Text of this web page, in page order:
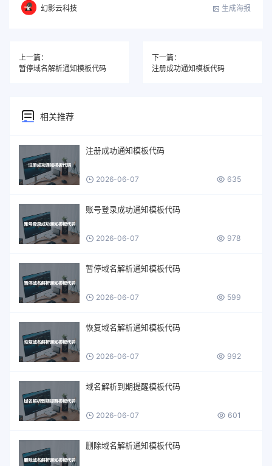
幻影云科技 生成海报
上一篇：
暂停域名解析通知模板代码
下一篇：
注册成功通知模板代码
相关推荐
注册成功通知模板代码
2026-06-07 635
账号登录成功通知模板代码
2026-06-07 978
暂停域名解析通知模板代码
2026-06-07 599
恢复域名解析通知模板代码
2026-06-07 992
域名解析到期提醒模板代码
2026-06-07 601
删除域名解析通知模板代码